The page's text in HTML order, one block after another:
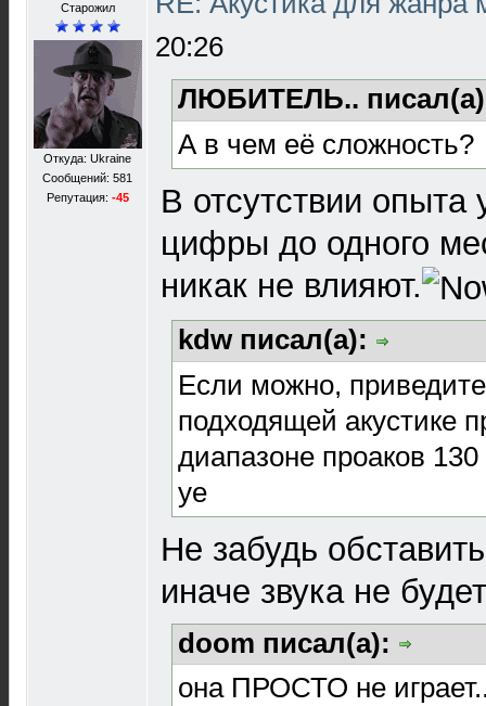
Старожил
Откуда: Ukraine
Сообщений: 581
Репутация: -45
20:26
ЛЮБИТЕЛЬ..
А в чем её сложность?
В отсутствии опыта
цифры до одного
никак не влияют.
kdw писал(а):
Если можно,
подходящей акустике
диапазоне проаков
уе
Не забудь
иначе звука не
doom писал(а):
она ПРОСТО не